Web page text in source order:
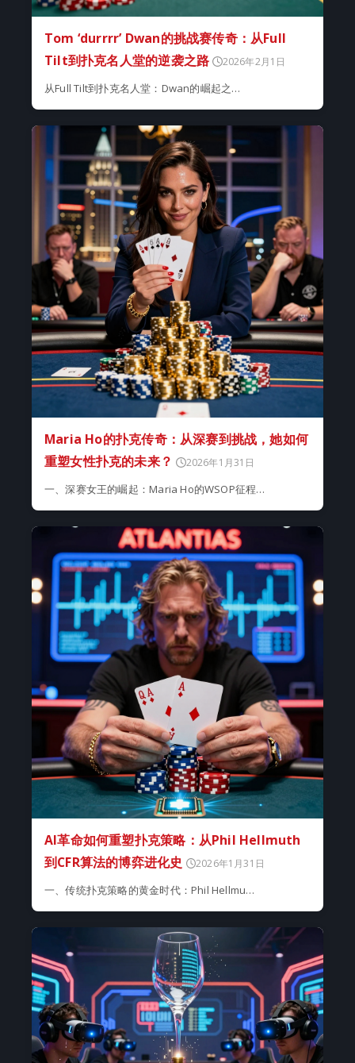
Tom ‘durrrr’ Dwan的挑战赛传奇：从Full
Tilt到扑克名人堂的逆袭之路
2026年2月1日
从Full Tilt到扑克名人堂：Dwan的崛起之…
Maria Ho的扑克传奇：从深赛到挑战，她如何
重塑女性扑克的未来？
2026年1月31日
一、深赛女王的崛起：Maria Ho的WSOP征程…
AI革命如何重塑扑克策略：从Phil Hellmuth
到CFR算法的博弈进化史
2026年1月31日
一、传统扑克策略的黄金时代：Phil Hellmu…